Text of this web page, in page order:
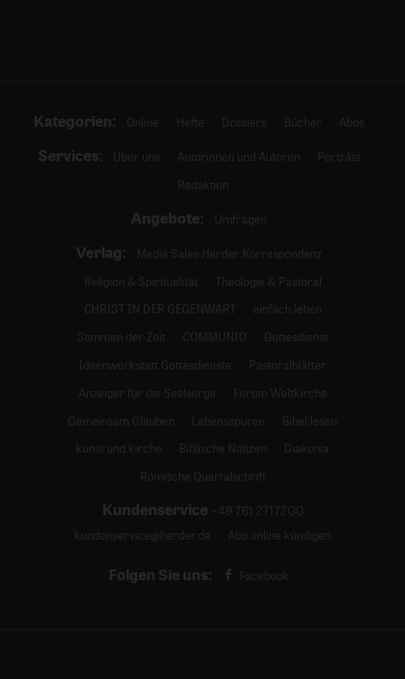
Kategorien: Online Hefte Dossiers Bücher Abos
Services: Über uns Autorinnen und Autoren
Porträts
Redaktion
Angebote: Umfragen
Verlag:
Media Sales Herder Korrespondenz
Religion & Spiritualität
Theologie & Pastoral
CHRIST IN DER GEGENWART
einfach leben
Stimmen der Zeit
COMMUNIO
Gottesdienst
Ideenwerkstatt Gottesdienste
Pastoralblätter
Anzeiger für die Seelsorge
Forum Weltkirche
Gemeinsam Glauben
Lebensspuren
Bibel lesen
kunst und kirche
Biblische Notizen
Diakonia
Römische Quartalschrift
Kundenservice +49 761 2717200
kundenservice@herder.de
Abo online kündigen
Folgen Sie uns: Facebook